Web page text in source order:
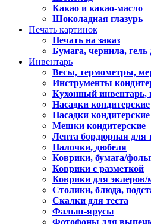
Какао и какао-масло
Шоколадная глазурь
Печать картинок
Печать на заказ
Бумага, чернила, гель
Инвентарь
Весы, термометры,
Инструменты
Кухонный инвентарь,
Насадки кондитерские
Насадки
Мешки кондитерские
Лента бордюрная для
Палочки, дюбеля
Коврики, бумага/
Коврики с разметкой
Коврики для эклеров/
Столики, блюда,
Скалки для теста
Фальш-ярусы
Фотофоны для